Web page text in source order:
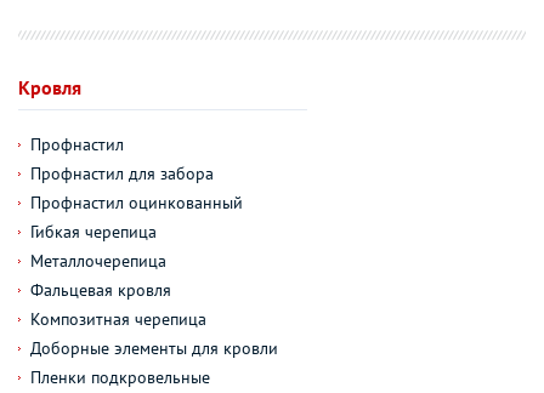
Кровля
Профнастил
Профнастил для забора
Профнастил оцинкованный
Гибкая черепица
Металлочерепица
Фальцевая кровля
Композитная черепица
Доборные элементы для кровли
Пленки подкровельные